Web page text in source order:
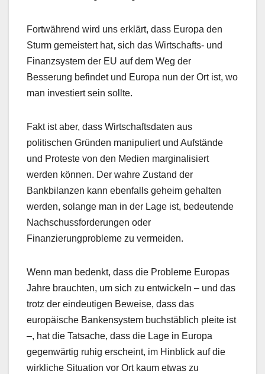
Fortwährend wird uns erklärt, dass Europa den
Sturm gemeistert hat, sich das Wirtschafts- und
Finanzsystem der EU auf dem Weg der
Besserung befindet und Europa nun der Ort ist, wo
man investiert sein sollte.
Fakt ist aber, dass Wirtschaftsdaten aus
politischen Gründen manipuliert und Aufstände
und Proteste von den Medien marginalisiert
werden können. Der wahre Zustand der
Bankbilanzen kann ebenfalls geheim gehalten
werden, solange man in der Lage ist, bedeutende
Nachschussforderungen oder
Finanzierungprobleme zu vermeiden.
Wenn man bedenkt, dass die Probleme Europas
Jahre brauchten, um sich zu entwickeln – und das
trotz der eindeutigen Beweise, dass das
europäische Bankensystem buchstäblich pleite ist
–, hat die Tatsache, dass die Lage in Europa
gegenwärtig ruhig erscheint, im Hinblick auf die
wirkliche Situation vor Ort kaum etwas zu